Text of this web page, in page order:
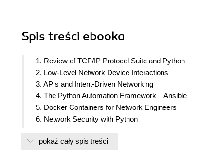
Spis treści ebooka
1. Review of TCP/IP Protocol Suite and Python
2. Low-Level Network Device Interactions
3. APIs and Intent-Driven Networking
4. The Python Automation Framework – Ansible
5. Docker Containers for Network Engineers
6. Network Security with Python
8. Network Monitoring with Python - Part 2
pokaż cały spis treści